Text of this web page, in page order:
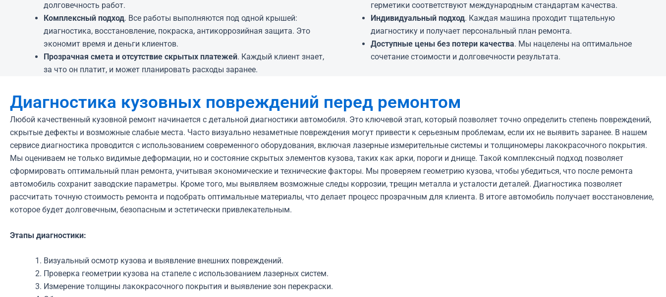
долговечность работ.
Комплексный подход. Все работы выполняются под одной крышей:
диагностика, восстановление, покраска, антикоррозийная защита. Это
экономит время и деньги клиентов.
Прозрачная смета и отсутствие скрытых платежей. Каждый клиент знает,
за что он платит, и может планировать расходы заранее.
герметики соответствуют международным стандартам качества.
Индивидуальный подход. Каждая машина проходит тщательную
диагностику и получает персональный план ремонта.
Доступные цены без потери качества. Мы нацелены на оптимальное
сочетание стоимости и долговечности результата.
Диагностика кузовных повреждений перед ремонтом
Любой качественный кузовной ремонт начинается с детальной диагностики автомобиля. Это ключевой этап, который позволяет точно определить степень повреждений,
скрытые дефекты и возможные слабые места. Часто визуально незаметные повреждения могут привести к серьезным проблемам, если их не выявить заранее. В нашем
сервисе диагностика проводится с использованием современного оборудования, включая лазерные измерительные системы и толщиномеры лакокрасочного покрытия.
Мы оцениваем не только видимые деформации, но и состояние скрытых элементов кузова, таких как арки, пороги и днище. Такой комплексный подход позволяет
сформировать оптимальный план ремонта, учитывая экономические и технические факторы. Мы проверяем геометрию кузова, чтобы убедиться, что после ремонта
автомобиль сохранит заводские параметры. Кроме того, мы выявляем возможные следы коррозии, трещин металла и усталости деталей. Диагностика позволяет
рассчитать точную стоимость ремонта и подобрать оптимальные материалы, что делает процесс прозрачным для клиента. В итоге автомобиль получает восстановление,
которое будет долговечным, безопасным и эстетически привлекательным.
Этапы диагностики:
Визуальный осмотр кузова и выявление внешних повреждений.
Проверка геометрии кузова на стапеле с использованием лазерных систем.
Измерение толщины лакокрасочного покрытия и выявление зон перекраски.